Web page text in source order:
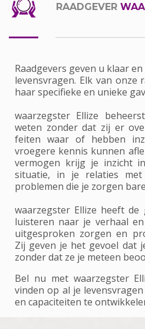
RAADGEVER
Raadgevers geven u klaar
levensvragen. Elk van
haar specifieke en unieke
waarzegster Ellize
weten zonder dat zij er
feiten waar of hebben
vroegere kennis kunnen
vermogen krijg je inzicht
situatie, in je relaties
problemen die je zorgen
waarzegster Ellize heeft de
luisteren naar je verhaal
uitgesproken zorgen en
Zij geven je het gevoel dat
zonder dat ze je meteen
Bel nu met waarzegster
vinden op al je
en capaciteiten te